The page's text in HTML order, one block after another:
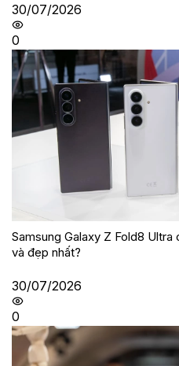
30/07/2026
0
Samsung Galaxy Z Fold8
và đẹp nhất?
30/07/2026
0